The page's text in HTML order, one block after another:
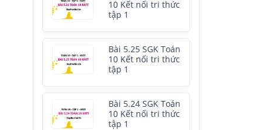
10 Kết nối tri thức
tập 1
Bài 5.25 SGK Toán
10 Kết nối tri thức
tập 1
Bài 5.24 SGK Toán
10 Kết nối tri thức
tập 1